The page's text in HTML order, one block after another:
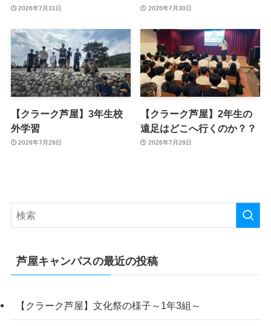
2026年7月31日 2026年7月30日
【クラーク芦屋】3年生校
外学習
2026年7月29日
【クラーク芦屋】2年生の
遠足はどこへ行くのか？？
2026年7月28日
芦屋キャンパスの最近の投稿
【クラーク芦屋】文化祭の様子～1年3組～